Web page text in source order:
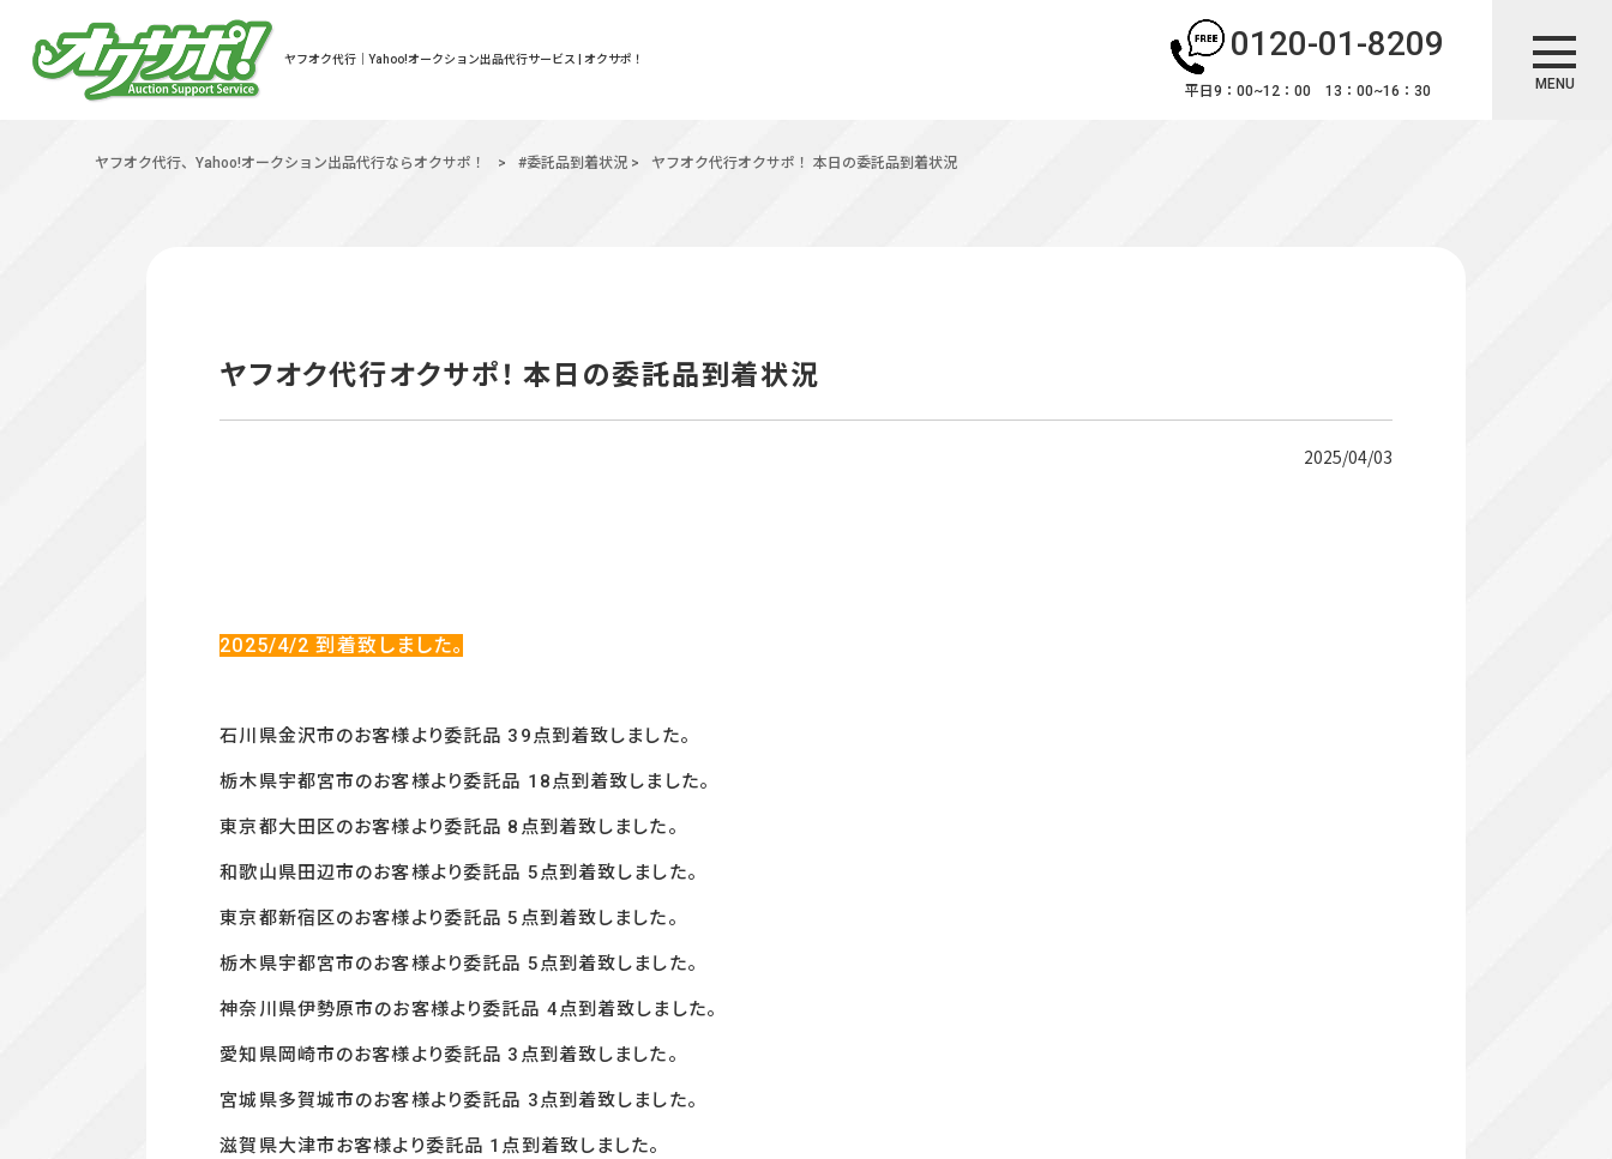
ヤフオク代行｜Yahoo!オークション出品代行サービス | オクサポ！ 0120-01-8209
平日9：00~12：00 13：00~16：30 MENU
ヤフオク代行、Yahoo!オークション出品代行ならオクサポ！ > #委託品到着状況> ヤフオク代行オクサポ！ 本日の委託品到着状況
ヤフオク代行オクサポ！ 本日の委託品到着状況
2025/04/03
2025/4/2 到着致しました。
石川県金沢市のお客様より委託品 39点到着致しました。
栃木県宇都宮市のお客様より委託品 18点到着致しました。
東京都大田区のお客様より委託品 8 点到着致しました。
和歌山県田辺市のお客様より委託品 5点到着致しました。
東京都新宿区のお客様より委託品 5 点到着致しました。
栃木県宇都宮市のお客様より委託品 5点到着致しました。
神奈川県伊勢原市のお客様より委託品 4点到着致しました。
愛知県岡崎市のお客様より委託品 3 点到着致しました。
宮城県多賀城市のお客様より委託品 3点到着致しました。
滋賀県大津市お客様より委託品 1 点到着致しました。